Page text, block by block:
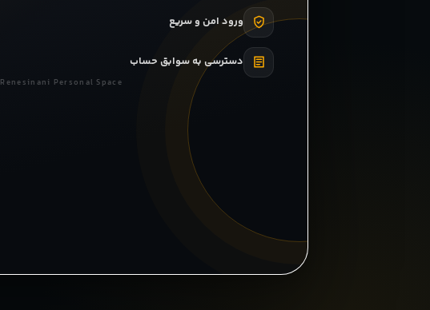
ورود امن و سریع
دسترسی به سوابق حساب
Renesinani Personal Space